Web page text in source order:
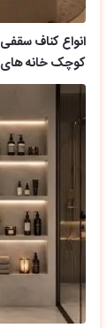
انواع کناف
کوچک خانه های